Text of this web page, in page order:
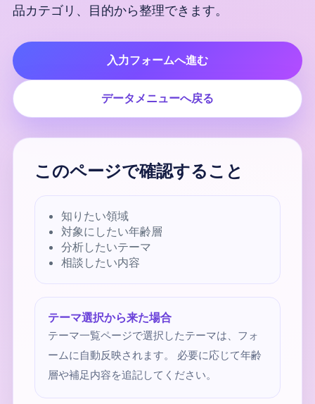
品カテゴリ、目的から整理できます。
入力フォームへ進む
データメニューへ戻る
このページで確認すること
知りたい領域
対象にしたい年齢層
分析したいテーマ
相談したい内容
テーマ選択から来た場合
テーマ一覧ページで選択したテーマは、フォ
ームに自動反映されます。 必要に応じて年齢
層や補足内容を追記してください。